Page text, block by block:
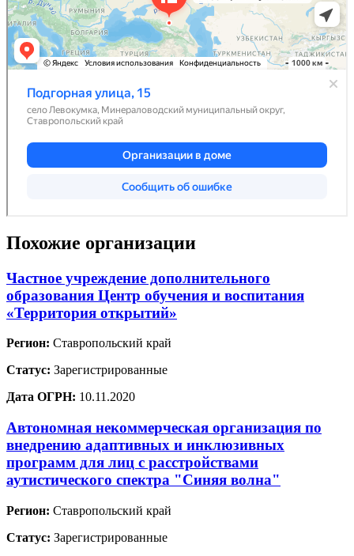
Похожие организации
Частное учреждение дополнительного
образования Центр обучения и воспитания
«Территория открытий»
Регион: Ставропольский край
Статус: Зарегистрированные
Дата ОГРН: 10.11.2020
Автономная некоммерческая организация по
внедрению адаптивных и инклюзивных
программ для лиц с расстройствами
аутистического спектра "Синяя волна"
Регион: Ставропольский край
Статус: Зарегистрированные